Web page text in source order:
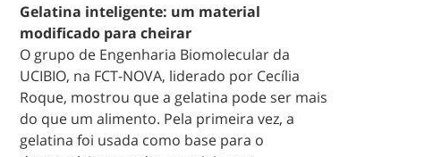
Gelatina inteligente: um material
modificado para cheirar
O grupo de Engenharia Biomolecular da
UCIBIO, na FCT-NOVA, liderado por Cecília
Roque, mostrou que a gelatina pode ser mais
do que um alimento. Pela primeira vez, a
gelatina foi usada como base para o